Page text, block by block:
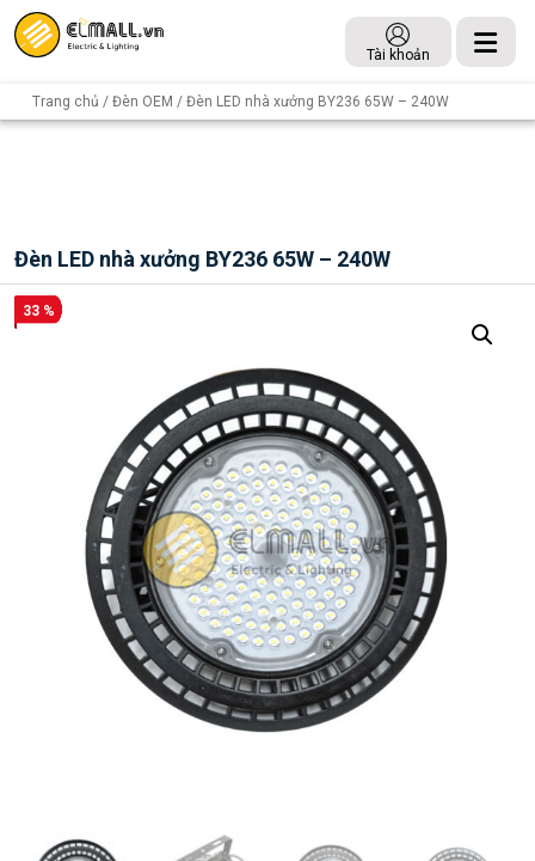
Tài khoản
Trang chủ / Đèn OEM / Đèn LED nhà xưởng BY236 65W – 240W
Đèn LED nhà xưởng BY236 65W – 240W
33 %